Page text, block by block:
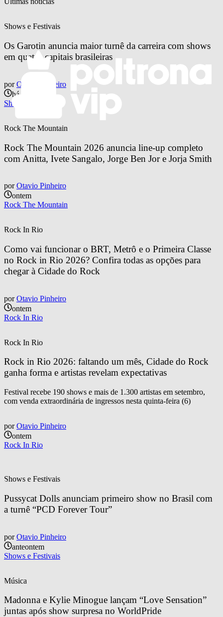
Shows e Festivais
Os Garotin anuncia maior turnê da carreira com shows
em quatro capitais brasileiras
por Otavio Pinheiro
há 20 horas
Shows e Festivais
Rock The Mountain
Rock The Mountain 2026 anuncia line-up completo
com Anitta, Ivete Sangalo, Jorge Ben Jor e Jorja Smith
por Otavio Pinheiro
ontem
Rock The Mountain
Rock In Rio
Como vai funcionar o BRT, Metrô e o Primeira Classe
no Rock in Rio 2026? Confira todas as opções para
chegar à Cidade do Rock
por Otavio Pinheiro
ontem
Rock In Rio
Rock In Rio
Rock in Rio 2026: faltando um mês, Cidade do Rock
ganha forma e artistas revelam expectativas
Festival recebe 190 shows e mais de 1.300 artistas em setembro,
com venda extraordinária de ingressos nesta quinta-feira (6)
por Otavio Pinheiro
ontem
Rock In Rio
Shows e Festivais
Pussycat Dolls anunciam primeiro show no Brasil com
a turnê “PCD Forever Tour”
por Otavio Pinheiro
anteontem
Shows e Festivais
Música
Madonna e Kylie Minogue lançam “Love Sensation”
juntas após show surpresa no WorldPride